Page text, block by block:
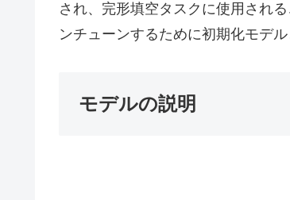
され、完形填空タスクに使用され
ンチューンするために初期化モデル
モデルの説明